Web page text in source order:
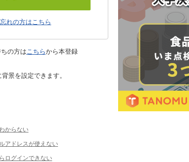
れの方はこちら
の方はこちらから本登録
景を設定できます。
からない
アドレスが使えない
ログインできない